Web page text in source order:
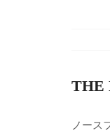
THE
ノース